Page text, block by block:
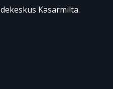
Kasarmilta.